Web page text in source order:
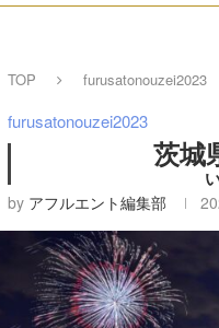
TOP furusatonouzei2023
furusatonouzei2023
茨城
by アフルエント編集部